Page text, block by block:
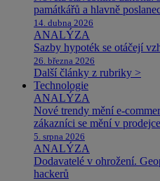
památkářů a hlavně
14. dubna 2026
ANALÝZA
Sazby hypoték se otáčejí
26. března 2026
Další články z rubriky >
Technologie
ANALÝZA
Nové trendy mění e-
zákazníci se mění v prodejce
5. srpna 2026
ANALÝZA
Dodavatelé v ohrožení.
hackerů